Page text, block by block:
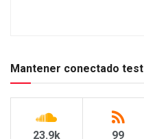
Mantener conectado test
23.9k 99